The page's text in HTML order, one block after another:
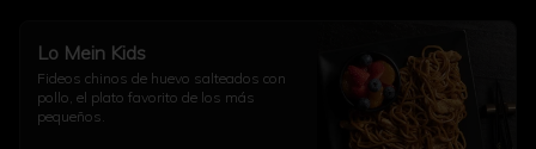
Lo Mein Kids
Fideos chinos de huevo salteados con
pollo, el plato favorito de los más
pequeños.